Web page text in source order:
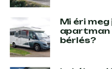
Mi éri meg
apartman
bérlés?